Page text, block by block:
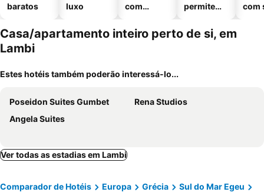
baratos
luxo
com
permitem
com
Casa/apartamento inteiro perto de si, em
Lambi
Estes hotéis também poderão interessá-lo...
Poseidon Suites Gumbet
Rena Studios
Angela Suites
Ver todas as estadias em Lambi
Comparador de Hotéis Europa Grécia
Sul do Mar Egeu